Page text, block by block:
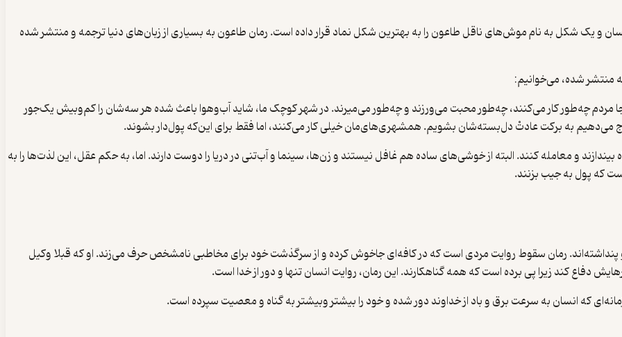
و یک شکل به نام موش‌های ناقل طاعون را به بهترین شکل نماد قرار داده است. رمان طاعون به بسیاری از زبان‌های دنیا ترجمه و منتشر شده
منتشر شده، می‌خوانیم:
مردم چه‌طور کار می‌کنند، چه‌طور محبت می‌ورزند و چه‌طور می‌میرند. در شهر کوچک ما، شاید آب‌وهوا باعث شده هر سه‌شان را کم‌وبیش یک‌جور
خرج می‌دهیم به برکت عادتْ دل‌بسته‌شان بشویم. همشهری‌های‌مان خیلی کار می‌کنند، اما فقط برای این‌که پول‌دار بشوند.
و معامله کنند. البته از خوشی‌های ساده هم غافل نیستند و زن‌ها، سینما و آب‌تنی در دریا را دوست دارند. اما، به حکم عقل، این لذت‌ها را به
که پول به جیب بزنند.
پیام او پنداشته‌اند. رمان سقوط روایت مردی است که در کافه‌ای جاخوش کرده و از سرگذشت خود برای مخاطبی نامشخص حرف می‌زند. او که قبلا وکیل
دفاع کند زیرا پی برده است که همه گناهکارند. این رمان، روایت انسان تنها و دور از خدا است.
که انسان به سرعت برق و باد از خداوند دور شده و خود را بیشتر وبیشتر به گناه و معصیت سپرده است.